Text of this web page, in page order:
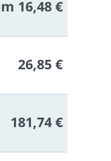
16,48 €
26,85 €
181,74 €